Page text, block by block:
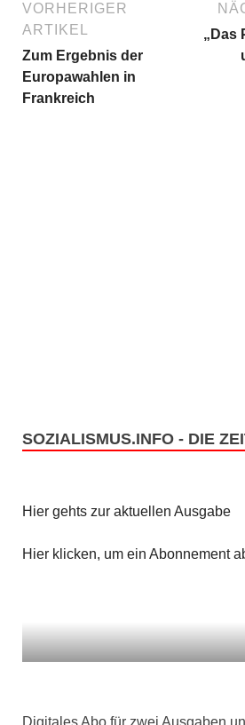
VORHERIGER
ARTIKEL
Zum Ergebnis der
Europawahlen in
Frankreich
„Das
SOZIALISMUS.INFO - DIE
Hier gehts zur aktuellen Ausgabe
Hier klicken, um ein Abonnement